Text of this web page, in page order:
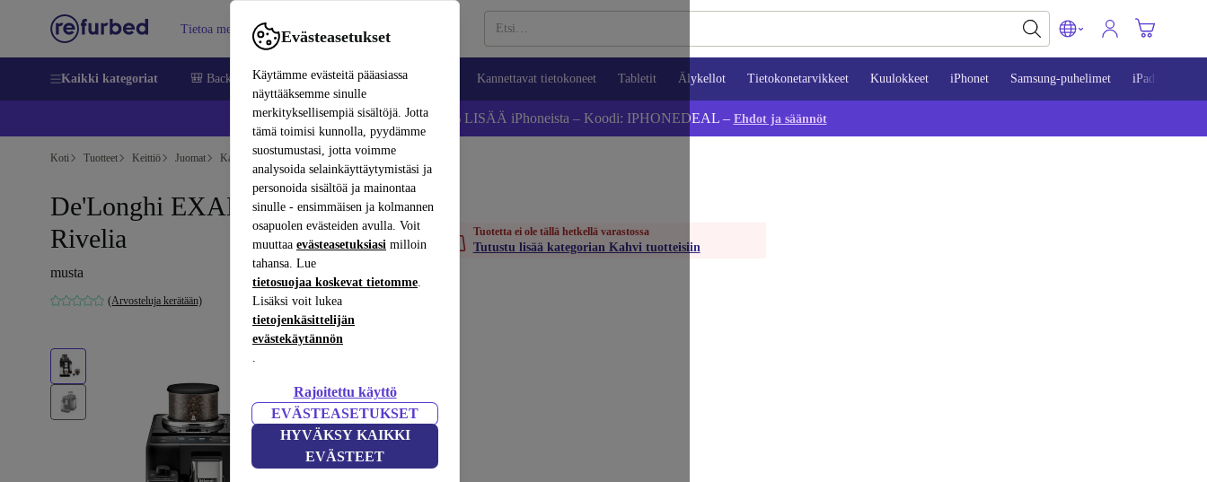
Evästeasetukset
Käytämme evästeitä pääasiassa
näyttääksemme sinulle
merkityksellisempiä sisältöjä. Jotta
tämä toimisi kunnolla, pyydämme
suostumustasi, jotta voimme
analysoida selainkäyttäytymistäsi ja
personoida sisältöä ja mainontaa
sinulle - ensimmäisen ja kolmannen
osapuolen evästeiden avulla. Voit
muuttaa evästeasetuksiasi milloin
tahansa. Lue
tietosuojaa koskevat tietomme.
Lisäksi voit lukea
tietojenkäsittelijän
evästekäytännön
.
Rajoitettu käyttö
EVÄSTEASETUKSET
HYVÄKSY KAIKKI
EVÄSTEET
Tietoa meistä Myy Apua
Kaikki kategoriat 🎒 Back to school Matkapuhelimet ja älypuhelimet Kannettavat tietokoneet Tabletit Älykellot Tietokonetarvikkeet Kuulokkeet iPhonet Samsung-puhelimet iPadit
📱 Säästä 5 % LISÄÄ iPhoneista – Koodi: IPHONEDEAL – Ehdot ja säännöt
Koti Tuotteet Keittiö Juomat Kahvi
De'Longhi EXAM 440.55.B
Rivelia
musta
(Arvosteluja kerätään)
Tuotetta ei ole tällä hetkellä varastossa
Tutustu lisää kategorian Kahvi tuotteisiin